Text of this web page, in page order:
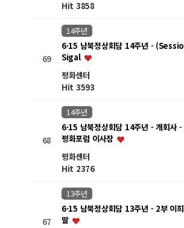
Hit 3858
69
14주년
6·15 남북정상회담 14주년 -
Sigal
평화센터
Hit 3593
68
14주년
6·15 남북정상회담 14주년 - 개회사
평화포럼 이사장
평화센터
Hit 2376
67
13주년
6·15 남북정상회담 13주년 - 2부 이
말